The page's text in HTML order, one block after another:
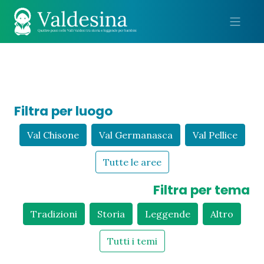
Filtra per luogo
Val Chisone Val Germanasca Val Pellice
Tutte le aree
Filtra per tema
Tradizioni Storia Leggende Altro
Tutti i temi